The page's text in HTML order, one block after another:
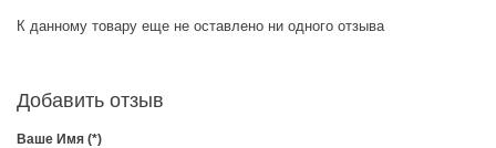
К данному товару еще не оставлено ни одного отзыва
Добавить отзыв
Ваше Имя (*)